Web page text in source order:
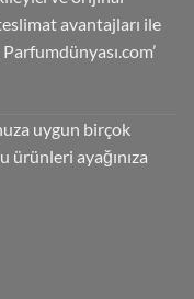
avantajları ile
uygun birçok
ürünleri ayağınıza